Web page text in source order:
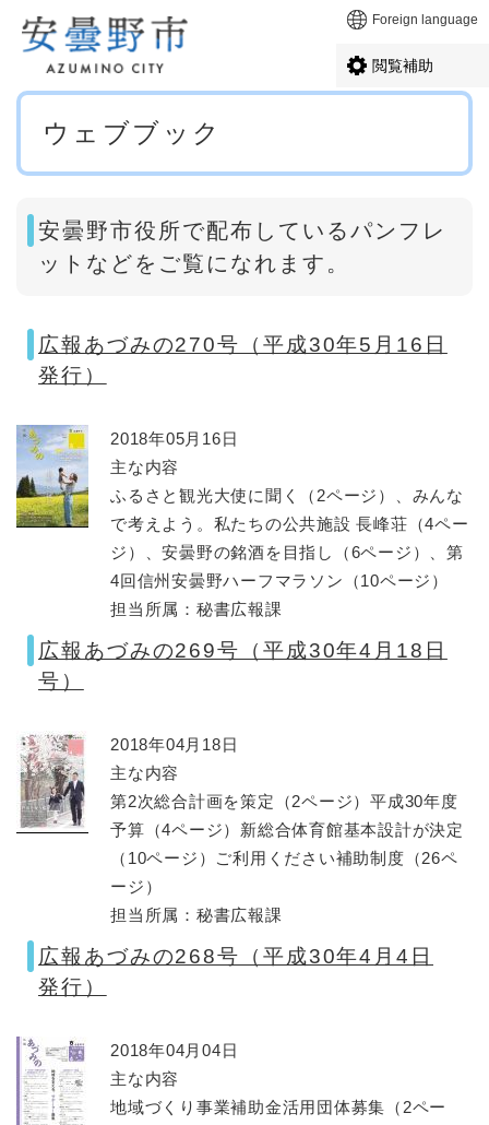
メニューを飛ばして本文へ Foreign language
閲覧補助
本
ウェブブック
安曇野市役所で配布しているパンフレ
ットなどをご覧になれます。
広報あづみの270号（平成30年5月16日
発行）
2018年05月16日
主な内容
ふるさと観光大使に聞く（2ページ）、みんな
で考えよう。私たちの公共施設 長峰荘（4ペー
ジ）、安曇野の銘酒を目指し（6ページ）、第
4回信州安曇野ハーフマラソン（10ページ）
担当所属：秘書広報課
広報あづみの269号（平成30年4月18日
号）
2018年04月18日
主な内容
第2次総合計画を策定（2ページ）平成30年度
予算（4ページ）新総合体育館基本設計が決定
（10ページ）ご利用ください補助制度（26ペ
ージ）
担当所属：秘書広報課
広報あづみの268号（平成30年4月4日
発行）
2018年04月04日
主な内容
地域づくり事業補助金活用団体募集（2ペー